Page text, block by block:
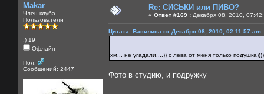
Makar
Член клуба
Пользователи
:) 19
Офлайн
Пол:
Сообщений: 2447
Re: СИСЬКИ или ПИВО?
« Ответ #169 : Декабря 08, 2010,
Цитата: Василиса от Декабря 08, 2010, 02:11:57 am
хм... не угадали....)) с лева от меня только
Фото в студию, и подружку